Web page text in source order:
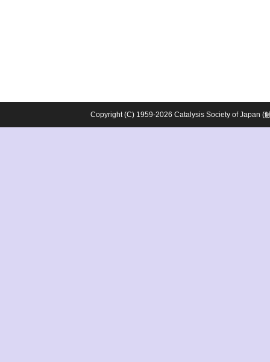
Copyright (C) 1959-2026 Catalysis Society of Japan (